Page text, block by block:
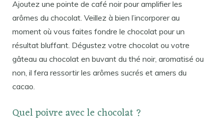
Ajoutez une pointe de café noir pour amplifier les
arômes du chocolat. Veillez à bien l’incorporer au
moment où vous faites fondre le chocolat pour un
résultat bluffant. Dégustez votre chocolat ou votre
gâteau au chocolat en buvant du thé noir, aromatisé ou
non, il fera ressortir les arômes sucrés et amers du
cacao.
Quel poivre avec le chocolat ?